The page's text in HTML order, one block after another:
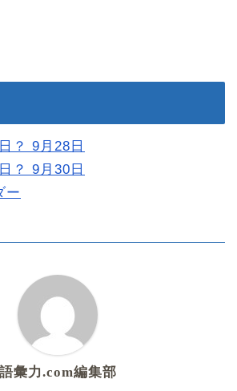
？ 9月28日
？ 9月30日
ー
語彙力.com編集部